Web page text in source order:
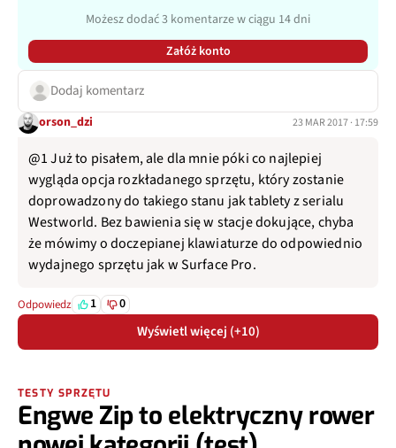
Możesz dodać 3 komentarze w ciągu 14 dni
Załóż konto
Dodaj komentarz
orson_dzi 23 MAR 2017 · 17:59
@1 Już to pisałem, ale dla mnie póki co najlepiej
wygląda opcja rozkładanego sprzętu, który zostanie
doprowadzony do takiego stanu jak tablety z serialu
Westworld. Bez bawienia się w stacje dokujące, chyba
że mówimy o doczepianej klawiaturze do odpowiednio
wydajnego sprzętu jak w Surface Pro.
Odpowiedz 1 0
Wyświetl więcej (+10)
TESTY SPRZĘTU
Engwe Zip to elektryczny rower